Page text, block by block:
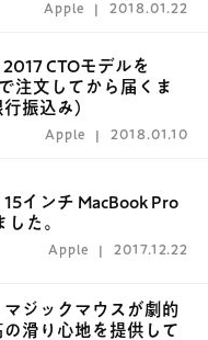
Apple 2018.01.22
CTOモデルを
注文してから届くま
振込み）
Apple 2018.01.10
15インチ MacBook Pro
た。
Apple 2017.12.22
マジックマウスが劇的
滑り心地を提供して